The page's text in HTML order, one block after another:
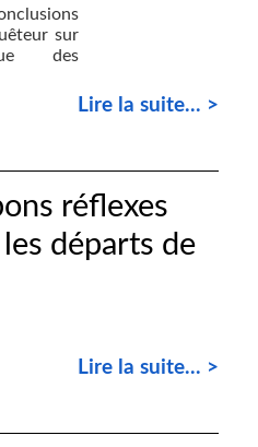
sur
des
Lire la suite... >
réflexes
départs de
Lire la suite... >